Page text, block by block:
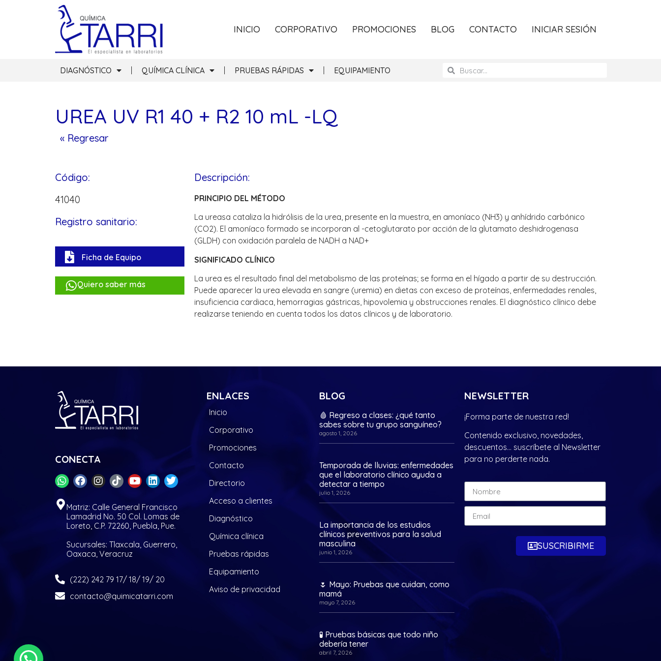
INICIO CORPORATIVO PROMOCIONES BLOG CONTACTO INICIAR SESIÓN
DIAGNÓSTICO QUÍMICA CLÍNICA PRUEBAS RÁPIDAS EQUIPAMIENTO
UREA UV R1 40 + R2 10 mL -LQ
« Regresar
Código:
41040
Registro sanitario:
Ficha de Equipo
Quiero saber más
Descripción:
PRINCIPIO DEL MÉTODO
La ureasa cataliza la hidrólisis de la urea, presente en la muestra, en amoníaco (NH3) y anhídrido carbónico
(CO2). El amoníaco formado se incorporan al -cetoglutarato por acción de la glutamato deshidrogenasa
(GLDH) con oxidación paralela de NADH a NAD+
SIGNIFICADO CLÍNICO
La urea es el resultado final del metabolismo de las proteínas; se forma en el hígado a partir de su destrucción.
Puede aparecer la urea elevada en sangre (uremia) en dietas con exceso de proteínas, enfermedades renales,
insuficiencia cardiaca, hemorragias gástricas, hipovolemia y obstrucciones renales. El diagnóstico clínico debe
realizarse teniendo en cuenta todos los datos clínicos y de laboratorio.
CONECTA
Matriz: Calle General Francisco
Lamadrid No. 50 Col. Lomas de
Loreto, C.P. 72260, Puebla, Pue.
Sucursales: Tlaxcala, Guerrero,
Oaxaca, Veracruz
(222) 242 79 17/ 18/ 19/ 20
contacto@quimicatarri.com
ENLACES
Inicio
Corporativo
Promociones
Contacto
Directorio
Acceso a clientes
Diagnóstico
Química clínica
Pruebas rápidas
Equipamiento
Aviso de privacidad
BLOG
🩸 Regreso a clases: ¿qué tanto
sabes sobre tu grupo sanguíneo?
agosto 1, 2026
Temporada de lluvias: enfermedades
que el laboratorio clínico ayuda a
detectar a tiempo
julio 1, 2026
La importancia de los estudios
clínicos preventivos para la salud
masculina
junio 1, 2026
🌷 Mayo: Pruebas que cuidan, como
mamá
mayo 7, 2026
🧪 Pruebas básicas que todo niño
debería tener
abril 7, 2026
NEWSLETTER
¡Forma parte de nuestra red!
Contenido exclusivo, novedades,
descuentos… suscríbete al Newsletter
para no perderte nada.
SUSCRIBIRME